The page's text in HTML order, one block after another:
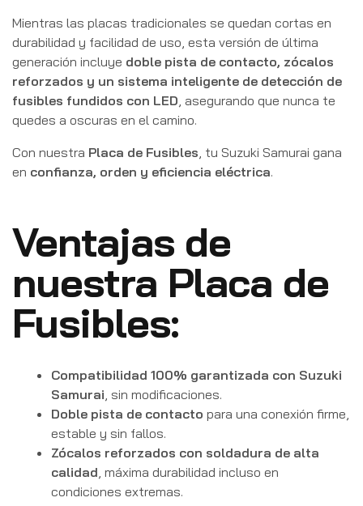
Mientras las placas tradicionales se quedan cortas en
durabilidad y facilidad de uso, esta versión de última
generación incluye doble pista de contacto, zócalos
reforzados y un sistema inteligente de detección de
fusibles fundidos con LED, asegurando que nunca te
quedes a oscuras en el camino.
Con nuestra Placa de Fusibles, tu Suzuki Samurai gana
en confianza, orden y eficiencia eléctrica.
Ventajas de
nuestra Placa de
Fusibles:
Compatibilidad 100% garantizada con Suzuki
Samurai, sin modificaciones.
Doble pista de contacto para una conexión firme,
estable y sin fallos.
Zócalos reforzados con soldadura de alta
calidad, máxima durabilidad incluso en
condiciones extremas.